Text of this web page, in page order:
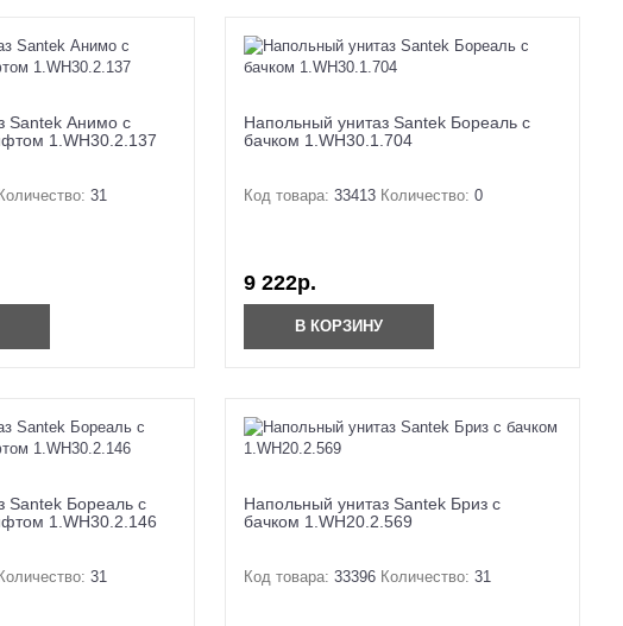
Santek Анимо с
1.WH30.2.137
Количество: 31
Напольный унитаз Santek Бореаль с
бачком 1.WH30.1.704
Код товара: 33413 Количество: 0
9 222р.
В КОРЗИНУ
Santek Бореаль с
1.WH30.2.146
Количество: 31
Напольный унитаз Santek Бриз с
бачком 1.WH20.2.569
Код товара: 33396 Количество: 31